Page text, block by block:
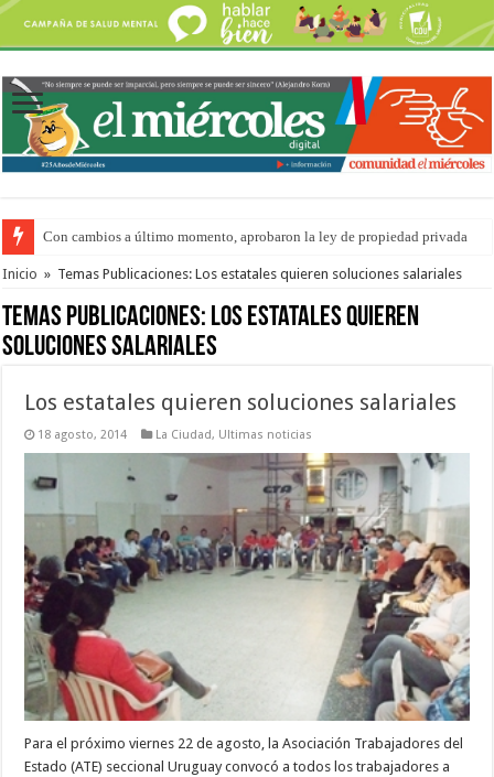
Con cambios a último momento, aprobaron la ley de propiedad privada
Adopción en Entre Ríos: el 35% de los 90 niños, niñas y adolescentes que
Inicio » Temas Publicaciones: Los estatales quieren soluciones salariales
Temas Publicaciones: Los estatales quieren
soluciones salariales
Los estatales quieren soluciones salariales
18 agosto, 2014 La Ciudad, Ultimas noticias
Para el próximo viernes 22 de agosto, la Asociación Trabajadores del
Estado (ATE) seccional Uruguay convocó a todos los trabajadores a